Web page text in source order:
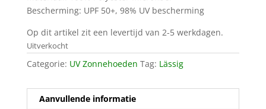
Bescherming: UPF 50+, 98% UV bescherming
Op dit artikel zit een levertijd van 2-5 werkdagen.
Uitverkocht
Categorie: UV Zonnehoeden Tag: Lässig
Aanvullende informatie